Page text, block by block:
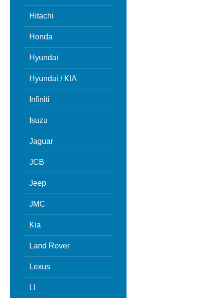
Hitachi
Honda
Hyundai
Hyundai / KIA
Infiniti
Isuzu
Jaguar
JCB
Jeep
JMC
Kia
Land Rover
Lexus
LI